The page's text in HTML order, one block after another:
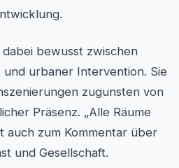
bewusst zwischen
und urbaner Intervention. Sie
zugunsten von
Präsenz. „Alle Räume
auch zum Kommentar über
und Gesellschaft.